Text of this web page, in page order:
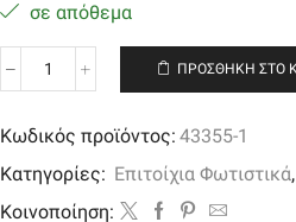
σε απόθεμα
Επιτοίχιο
από
μέταλλο
σε
ΠΡΟΣΘΉΚΗ ΣΤΟ
Κωδικός προϊόντος: 43355-1
Κατηγορίες: Επιτοίχια Φωτιστικά,
Kοινοποίηση: